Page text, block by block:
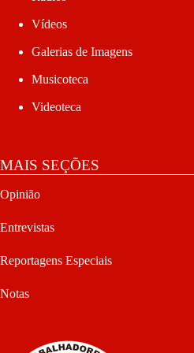
Vídeos
Galerias de Imagens
Musicoteca
Videoteca
MAIS SEÇÕES
Opinião
Entrevistas
Reportagens Especiais
Notas